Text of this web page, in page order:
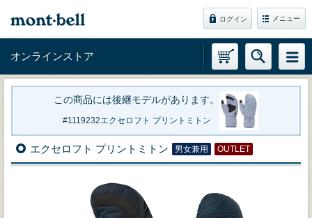
ログイン メニュー
オンラインストア
この商品には後継モデルがあります。
1119232エクセロフト プリントミトン
エクセロフト プリントミトン 男女兼用 OUTLET